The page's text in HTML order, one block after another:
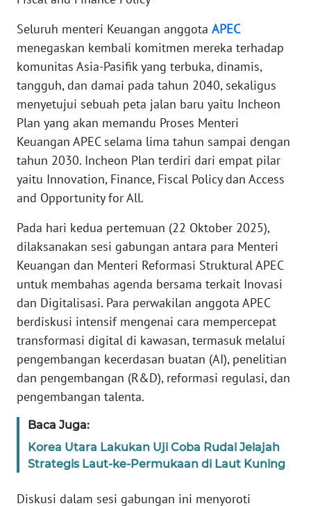
Seluruh menteri Keuangan anggota APEC
menegaskan kembali komitmen mereka terhadap
komunitas Asia-Pasifik yang terbuka, dinamis,
tangguh, dan damai pada tahun 2040, sekaligus
menyetujui sebuah peta jalan baru yaitu Incheon
Plan yang akan memandu Proses Menteri
Keuangan APEC selama lima tahun sampai dengan
tahun 2030. Incheon Plan terdiri dari empat pilar
yaitu Innovation, Finance, Fiscal Policy dan Access
and Opportunity for All.
Pada hari kedua pertemuan (22 Oktober 2025),
dilaksanakan sesi gabungan antara para Menteri
Keuangan dan Menteri Reformasi Struktural APEC
untuk membahas agenda bersama terkait Inovasi
dan Digitalisasi. Para perwakilan anggota APEC
berdiskusi intensif mengenai cara mempercepat
transformasi digital di kawasan, termasuk melalui
pengembangan kecerdasan buatan (AI), penelitian
dan pengembangan (R&D), reformasi regulasi, dan
pengembangan talenta.
Baca Juga:
Korea Utara Lakukan Uji Coba Rudal Jelajah
Strategis Laut-ke-Permukaan di Laut Kuning
Diskusi dalam sesi gabungan ini menyoroti
WN
WN
BANTEN
WN
NTT
WN
WN
PAPUA
WN
PAPUA
WN
RIAU
WN
WN